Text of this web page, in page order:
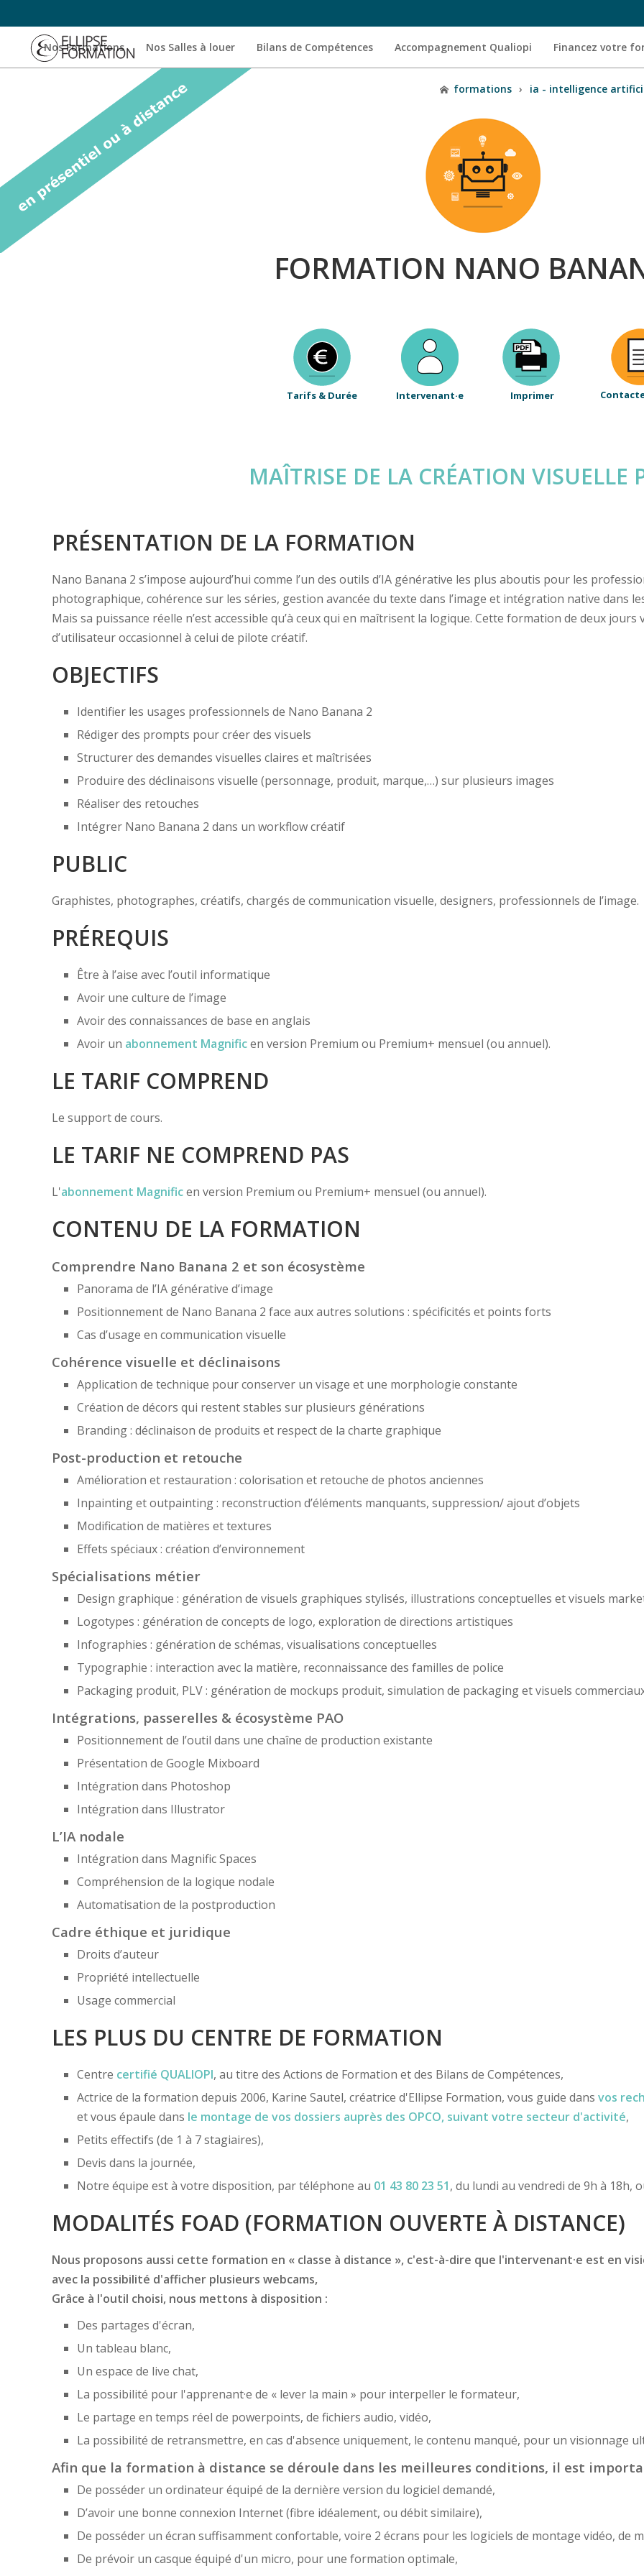
Nos Formations Nos Salles à louer Bilans de Compétences Accompagnement Qualiopi Financez votre
formations › ia - intelligence
FORMATION NANO
Tarifs & Durée Intervenant·e Imprimer
MAÎTRISE DE LA CRÉATION VISUELLE
PRÉSENTATION DE LA FORMATION
Nano Banana 2 s’impose aujourd’hui comme l’un des outils d’IA générative les plus aboutis pour les
photographique, cohérence sur les séries, gestion avancée du texte dans l’image et intégration native dans
Mais sa puissance réelle n’est accessible qu’à ceux qui en maîtrisent la logique. Cette formation de deux
d’utilisateur occasionnel à celui de pilote créatif.
OBJECTIFS
Identifier les usages professionnels de Nano Banana 2
Rédiger des prompts pour créer des visuels
Structurer des demandes visuelles claires et maîtrisées
Produire des déclinaisons visuelle (personnage, produit, marque,…) sur plusieurs images
Réaliser des retouches
Intégrer Nano Banana 2 dans un workflow créatif
PUBLIC
Graphistes, photographes, créatifs, chargés de communication visuelle, designers, professionnels de l’image.
PRÉREQUIS
Être à l’aise avec l’outil informatique
Avoir une culture de l’image
Avoir des connaissances de base en anglais
Avoir un abonnement Magnificen version Premium ou Premium+ mensuel (ou annuel).
LE TARIF COMPREND
Le support de cours.
LE TARIF NE COMPREND PAS
L'abonnement Magnificen version Premium ou Premium+ mensuel (ou annuel).
CONTENU DE LA FORMATION
Comprendre Nano Banana 2 et son écosystème
Panorama de l’IA générative d’image
Positionnement de Nano Banana 2 face aux autres solutions : spécificités et points forts
Cas d’usage en communication visuelle
Cohérence visuelle et déclinaisons
Application de technique pour conserver un visage et une morphologie constante
Création de décors qui restent stables sur plusieurs générations
Branding : déclinaison de produits et respect de la charte graphique
Post-production et retouche
Amélioration et restauration : colorisation et retouche de photos anciennes
Inpainting et outpainting : reconstruction d’éléments manquants, suppression/ ajout d’objets
Modification de matières et textures
Effets spéciaux : création d’environnement
Spécialisations métier
Design graphique : génération de visuels graphiques stylisés, illustrations conceptuelles et visuels
Logotypes : génération de concepts de logo, exploration de directions artistiques
Infographies : génération de schémas, visualisations conceptuelles
Typographie : interaction avec la matière, reconnaissance des familles de police
Packaging produit, PLV : génération de mockups produit, simulation de packaging et visuels
Intégrations, passerelles & écosystème PAO
Positionnement de l’outil dans une chaîne de production existante
Présentation de Google Mixboard
Intégration dans Photoshop
Intégration dans Illustrator
L’IA nodale
Intégration dans Magnific Spaces
Compréhension de la logique nodale
Automatisation de la postproduction
Cadre éthique et juridique
Droits d’auteur
Propriété intellectuelle
Usage commercial
LES PLUS DU CENTRE DE FORMATION
Centre certifié QUALIOPI, au titre des Actions de Formation et des Bilans de Compétences,
Actrice de la formation depuis 2006, Karine Sautel, créatrice d'Ellipse Formation, vous guide dans vos
et vous épaule dans le montage de vos dossiers auprès des OPCO, suivant votre secteur d'activité,
Petits effectifs (de 1 à 7 stagiaires),
Devis dans la journée,
Notre équipe est à votre disposition, par téléphone au 01 43 80 23 51, du lundi au vendredi de 9h à 18h,
MODALITÉS FOAD (FORMATION OUVERTE À DISTANCE)
Nous proposons aussi cette formation en « classe à distance », c'est-à-dire que l'intervenant·e est en
avec la possibilité d'afficher plusieurs webcams,
Grâce à l'outil choisi, nous mettons à disposition :
Des partages d'écran,
Un tableau blanc,
Un espace de live chat,
La possibilité pour l'apprenant·e de « lever la main » pour interpeller le formateur,
Le partage en temps réel de powerpoints, de fichiers audio, vidéo,
La possibilité de retransmettre, en cas d'absence uniquement, le contenu manqué, pour un visionnage
Afin que la formation à distance se déroule dans les meilleures conditions, il est
De posséder un ordinateur équipé de la dernière version du logiciel demandé,
D’avoir une bonne connexion Internet (fibre idéalement, ou débit similaire),
De posséder un écran suffisamment confortable, voire 2 écrans pour les logiciels de montage vidéo, de
De prévoir un casque équipé d'un micro, pour une formation optimale,